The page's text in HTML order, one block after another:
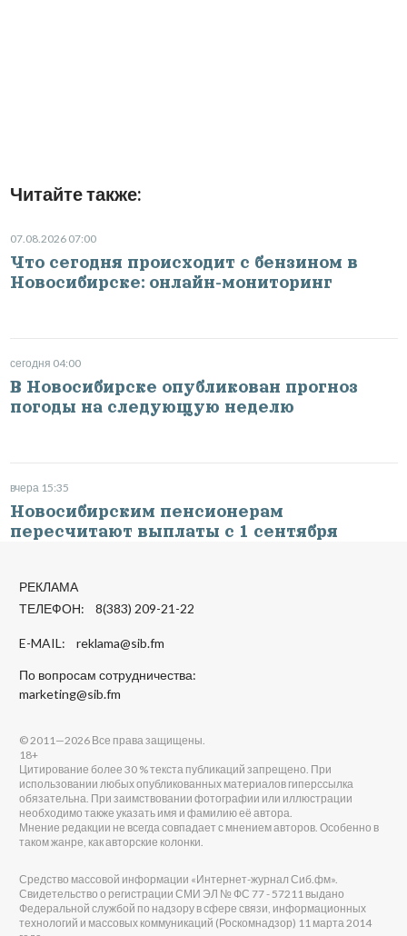
Читайте также:
07.08.2026 07:00
Что сегодня происходит с бензином в
Новосибирске: онлайн-мониторинг
сегодня 04:00
В Новосибирске опубликован прогноз
погоды на следующую неделю
вчера 15:35
Новосибирским пенсионерам
пересчитают выплаты с 1 сентября
РЕКЛАМА
ТЕЛЕФОН: 8(383) 209-21-22
E-MAIL: reklama@sib.fm
По вопросам сотрудничества:
marketing@sib.fm
© 2011—2026 Все права защищены.
18+
Цитирование более 30 % текста публикаций запрещено. При
использовании любых опубликованных материалов гиперссылка
обязательна. При заимствовании фотографии или иллюстрации
необходимо также указать имя и фамилию её автора.
Мнение редакции не всегда совпадает с мнением авторов. Особенно в
таком жанре, как авторские колонки.
Средство массовой информации «Интернет-журнал Сиб.фм».
Свидетельство о регистрации СМИ ЭЛ № ФС 77 - 57211 выдано
Федеральной службой по надзору в сфере связи, информационных
технологий и массовых коммуникаций (Роскомнадзор) 11 марта 2014